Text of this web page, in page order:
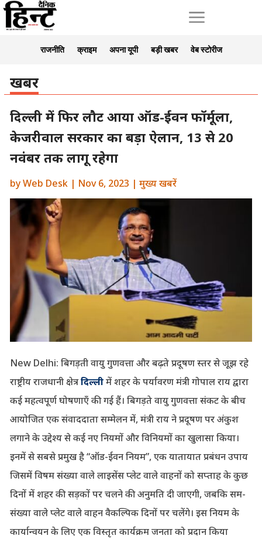
a
राजनीति क्राइम अपना यूपी बड़ी खबर वेब स्टोरीज
खबर
दिल्ली में फिर लौट आया ऑड-ईवन फॉर्मूला,
केजरीवाल सरकार का बड़ा ऐलान, 13 से 20
नवंबर तक लागू रहेगा
byWeb Desk| Nov 6, 2023 | मुख्य खबरें
New Delhi: बिगड़ती वायु गुणवत्ता और बढ़ते प्रदूषण स्तर से जूझ रहे
राष्ट्रीय राजधानी क्षेत्रदिल्लीमें शहर के पर्यावरण मंत्री गोपाल राय द्वारा
कई महत्वपूर्ण घोषणाएँ की गई हैं। बिगड़ते वायु गुणवत्ता संकट के बीच
आयोजित एक संवाददाता सम्मेलन में, मंत्री राय ने प्रदूषण पर अंकुश
लगाने के उद्देश्य से कई नए नियमों और विनियमों का खुलासा किया।
इनमें से सबसे प्रमुख है “ऑड-ईवन नियम”, एक यातायात प्रबंधन उपाय
जिसमें विषम संख्या वाले लाइसेंस प्लेट वाले वाहनों को सप्ताह के कुछ
दिनों में शहर की सड़कों पर चलने की अनुमति दी जाएगी, जबकि सम-
संख्या वाले प्लेट वाले वाहन वैकल्पिक दिनों पर चलेंगे। इस नियम के
कार्यान्वयन के लिए एक विस्तृत कार्यक्रम जनता को प्रदान किया